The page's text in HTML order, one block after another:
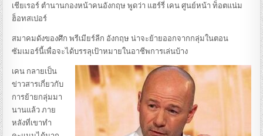
เชียเรอร์ ตำนานกองหน้าคนอังกฤษ พูดว่า แฮร์รี่ เคน ศูนย์หน้า ท็อตแน่ม
ฮ็อทสเปอร์
สมาคมดังของศึก พรีเมียร์ลีก อังกฤษ น่าจะย้ายออกจากกลุ่มในตอน
ซัมเมอร์นี้เพื่อจะได้บรรลุเป้าหมายในอาชีพการเล่นบ้าง
เคน กลายเป็น
ข่าวสารเกี่ยวกับ
การย้ายกลุ่มมา
นานแล้ว ภาย
หลังที่เขาทำ